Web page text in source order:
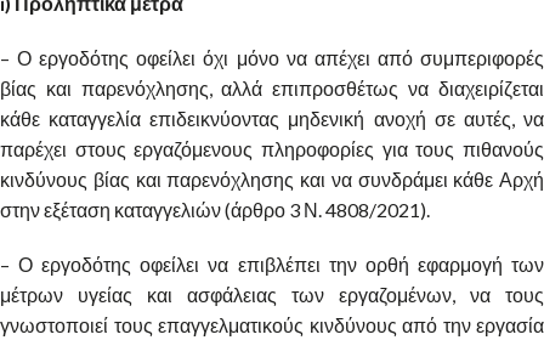
– Ο εργοδότης οφείλει όχι μόνο να απέχει από συμπεριφορές
βίας και παρενόχλησης, αλλά επιπροσθέτως να διαχειρίζεται
κάθε καταγγελία επιδεικνύοντας μηδενική ανοχή σε αυτές, να
παρέχει στους εργαζόμενους πληροφορίες για τους πιθανούς
κινδύνους βίας και παρενόχλησης και να συνδράμει κάθε Αρχή
στην εξέταση καταγγελιών (άρθρο 3 Ν. 4808/2021).
– Ο εργοδότης οφείλει να επιβλέπει την ορθή εφαρμογή των
μέτρων υγείας και ασφάλειας των εργαζομένων, να τους
γνωστοποιεί τους επαγγελματικούς κινδύνους από την εργασία